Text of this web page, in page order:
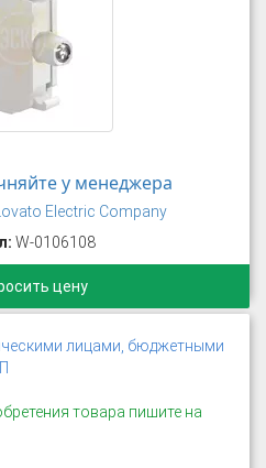
у менеджера
Lovato Electric Company
W-0106108
цену
лицами, бюджетными
товара пишите на